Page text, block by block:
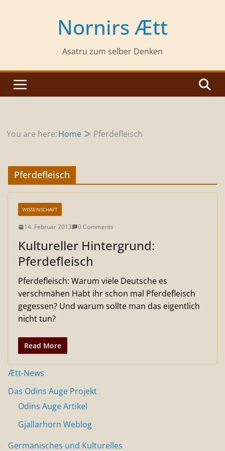
Nornirs Ætt
Asatru zum selber Denken
You are here:Home Pferdefleisch
Pferdefleisch
WISSENSCHAFT
14. Februar 2013 0 Comments
Kultureller Hintergrund:
Pferdefleisch
Pferdefleisch: Warum viele Deutsche es
verschmähen Habt ihr schon mal Pferdefleisch
gegessen? Und warum sollte man das eigentlich
nicht tun?
Read More
Ætt-News
Das Odins Auge Projekt
Odins Auge Artikel
Gjallarhorn Weblog
Germanisches und Kulturelles